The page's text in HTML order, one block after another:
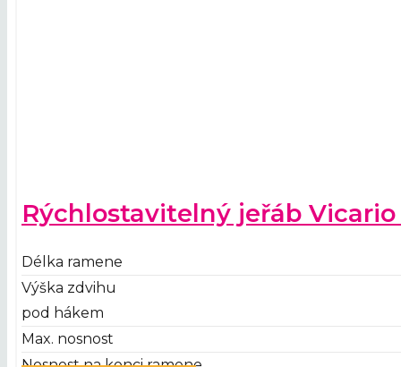
Rýchlostavitelný jeřáb Vicario
Délka ramene
Výška zdvihu
pod hákem
Max. nosnost